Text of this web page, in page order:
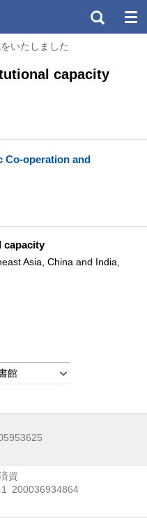
いたしました
capacity
Co-operation and
capacity
Asia, China and India,
館
資
200036934864